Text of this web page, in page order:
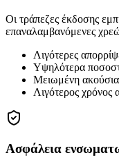
Οι τράπεζες έκδοσης
επαναλαμβανόμενες
Λιγότερες
Υψηλότερα
Μειωμένη ακούσια
Λιγότερος χρόνος
Ασφάλεια